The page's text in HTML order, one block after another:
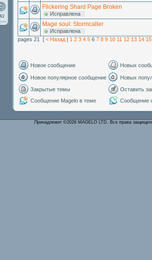
Flickering Shard Page Broken
Исправлена
Mage soul: Stormcaller
Исправлена
pages 21 [ < Назад | 1 2 3 4 5 6 7 8 9 10 11 12 13 14 15
Новое сообщение Новых
Новое популярное сообщение
Новых
Закрытые темы
Оставить
Сообщение Magelo в теме
Сообщение
Принадлежит ©2026 MAGELO LTD. Все права